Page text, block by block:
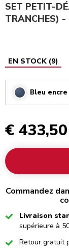
SET PETIT-
TRANCHES) -
EN STOCK (9)
Bleu encre
€ 433,50
Commandez
CheckedLivraison
supérieure à
CheckedRetour gratuit